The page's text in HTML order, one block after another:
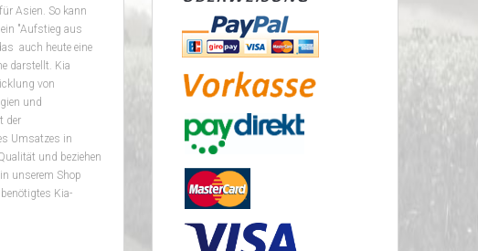
Asien. So kann
"Aufstieg aus
auch heute eine
darstellt. Kia
von
und
der
Umsatzes in
und beziehen
unserem Shop
Kia-